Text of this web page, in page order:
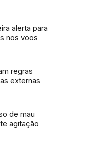
alerta para
nos voos
regras
externas
de mau
agitação